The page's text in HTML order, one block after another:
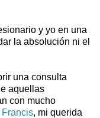
y yo en una
la absolución ni el
una consulta
aquellas
con mucho
Francis, mi querida